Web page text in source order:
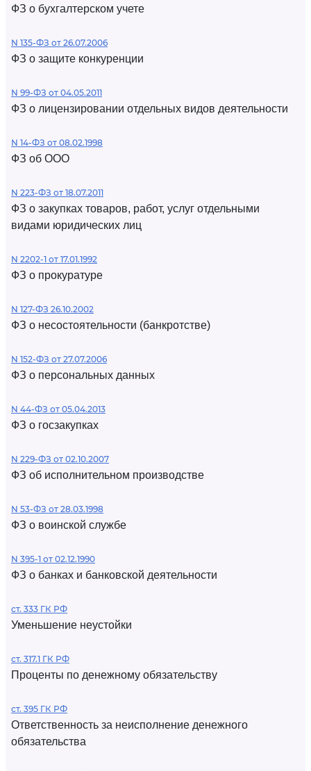
ФЗ о бухгалтерском учете
N 135-ФЗ от 26.07.2006
ФЗ о защите конкуренции
N 99-ФЗ от 04.05.2011
ФЗ о лицензировании отдельных видов деятельности
N 14-ФЗ от 08.02.1998
ФЗ об ООО
N 223-ФЗ от 18.07.2011
ФЗ о закупках товаров, работ, услуг отдельными
видами юридических лиц
N 2202-1 от 17.01.1992
ФЗ о прокуратуре
N 127-ФЗ 26.10.2002
ФЗ о несостоятельности (банкротстве)
N 152-ФЗ от 27.07.2006
ФЗ о персональных данных
N 44-ФЗ от 05.04.2013
ФЗ о госзакупках
N 229-ФЗ от 02.10.2007
ФЗ об исполнительном производстве
N 53-ФЗ от 28.03.1998
ФЗ о воинской службе
N 395-1 от 02.12.1990
ФЗ о банках и банковской деятельности
ст. 333 ГК РФ
Уменьшение неустойки
ст. 317.1 ГК РФ
Проценты по денежному обязательству
ст. 395 ГК РФ
Ответственность за неисполнение денежного
обязательства